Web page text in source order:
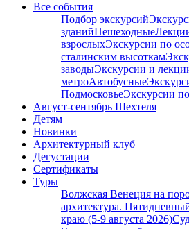
Все события
Подбор экскурсий
зданийПешеходные
взрослыхЭкскурсии по
сталинским высоткам
заводыЭкскурсии и
метроАвтобусные
ПодмосковьеЭкскурсии
Август-сентябрь Шехтеля
Детям
Новинки
Архитектурный клуб
Дегустации
Сертификаты
Туры
Волжская Венеция на
архитектура.
краю (5-9 августа 2026)